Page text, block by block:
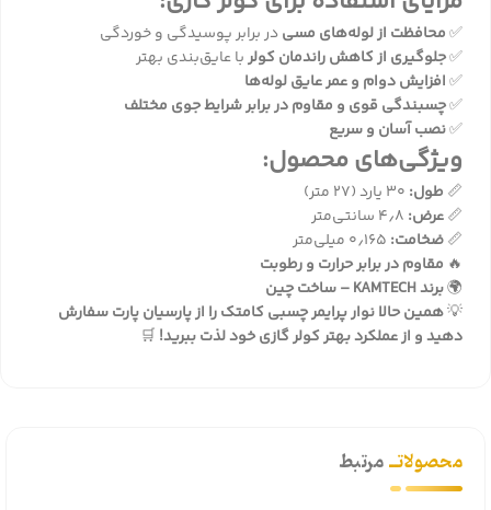
✅محافظت از لوله‌های مسیدر برابر پوسیدگی و خوردگی
✅جلوگیری از کاهش راندمان کولربا عایق‌بندی بهتر
✅افزایش دوام و عمر عایق لوله‌ها
✅چسبندگی قوی و مقاوم در برابر شرایط جوی مختلف
✅نصب آسان و سریع
ویژگی‌های محصول:
📏 طول:
📏عرض:
📏ضخامت:
🔥 مقاوم در برابر حرارت و رطوبت
🌍برند KAMTECH – ساخت چین
💡همین حالا نوار پرایمر چسبی کامتک را ازپارسیان پارتسفارش
دهید و از عملکرد بهتر کولر گازی خود لذت ببرید! 🛒
محصولاتــمرتبط